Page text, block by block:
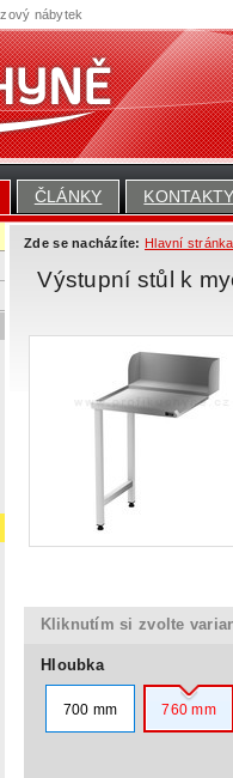
ČLÁNKY
Zde se nacházíte: Hlavní stránka
Výstupní stůl k
Kliknutím si zvolte
Hloubka
700 mm 760 mm
nábytek